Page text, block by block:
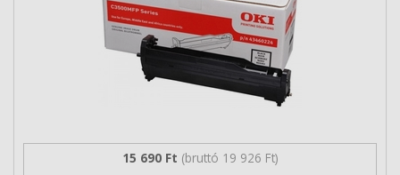
15 690 Ft (bruttó 19 926 Ft)